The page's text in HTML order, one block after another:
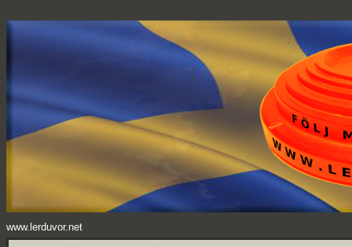
www.lerduvor.net